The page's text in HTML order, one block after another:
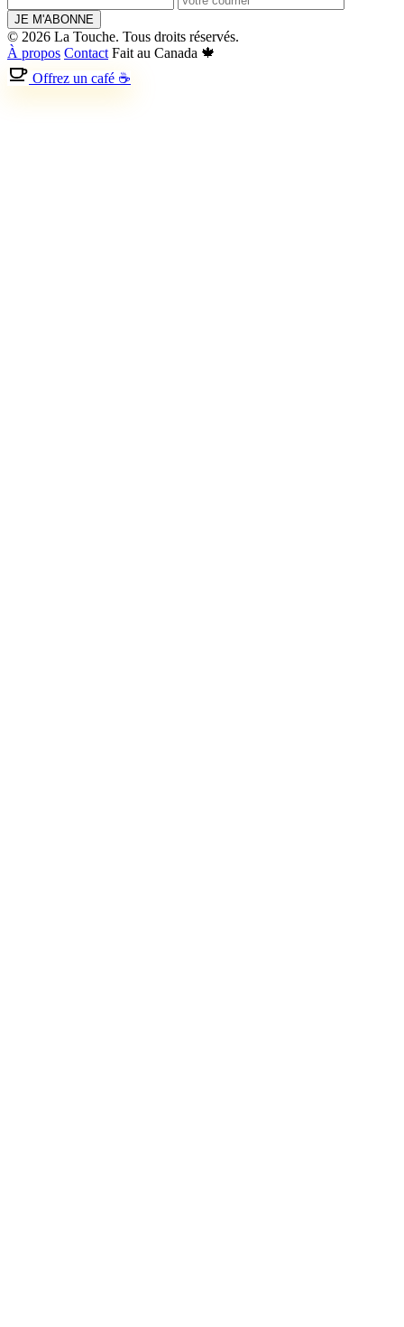
JE M'ABONNE
© 2026 La Touche. Tous droits réservés.
À propos Contact Fait au Canada 🍁
Offrez un café ☕